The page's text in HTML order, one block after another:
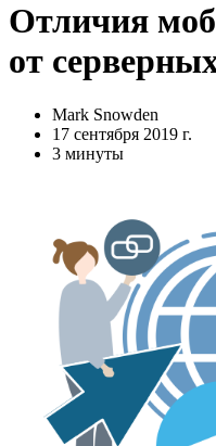
Отличия
от
Mark Snowden
17 сентября 2019 г.
3 минуты